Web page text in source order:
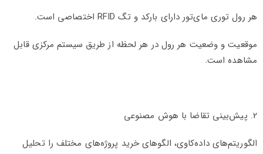
هر رول توری مای‌تور دارای بارکد و تگ RFID اختصاصی است.
موقعیت و وضعیت هر رول در هر لحظه از طریق سیستم مرکزی قابل
مشاهده است.
2. پیش‌بینی تقاضا با هوش مصنوعی
الگوریتم‌های داده‌کاوی، الگوهای خرید پروژه‌های مختلف را تحلیل